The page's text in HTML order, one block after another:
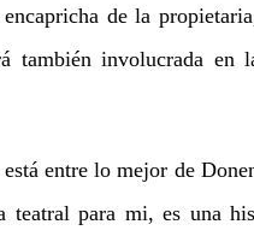
de la
también involucrada en
entre lo mejor de
teatral para mi, es una